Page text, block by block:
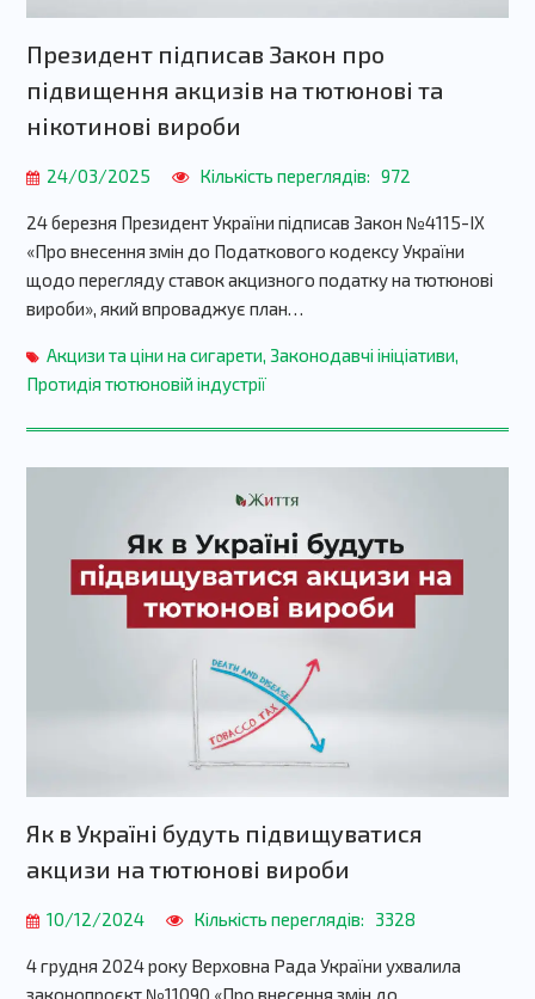
Президент підписав Закон про
підвищення акцизів на тютюнові та
нікотинові вироби
24/03/2025 Кількість переглядів: 972
24 березня Президент України підписав Закон №4115-IX
«Про внесення змін до Податкового кодексу України
щодо перегляду ставок акцизного податку на тютюнові
вироби», який впроваджує план…
Акцизи та ціни на сигарети, Законодавчі ініціативи,
Протидія тютюновій індустрії
Як в Україні будуть підвищуватися
акцизи на тютюнові вироби
10/12/2024 Кількість переглядів: 3328
4 грудня 2024 року Верховна Рада України ухвалила
законопроєкт №11090 «Про внесення змін до